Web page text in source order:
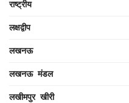
राष्ट्रीय
लक्षद्वीप
लखनऊ
लखनऊ मंडल
लखीमपुर खीरी